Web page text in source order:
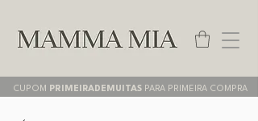
CUPOM PRIMEIRADEMUITAS PARA PRIMEIRA COMPRA